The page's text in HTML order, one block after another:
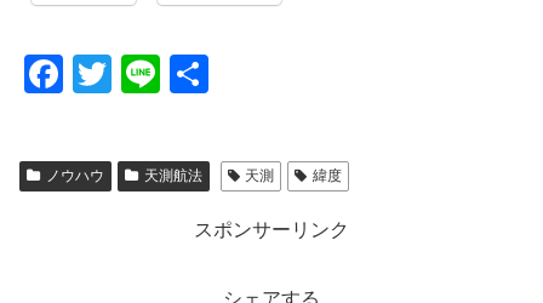
F
c
e
T
tt
er
Li
e
ノウハウ 天測航法 天測 緯度
スポンサーリンク
シェアする